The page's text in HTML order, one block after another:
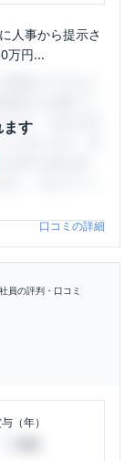
人事から提示さ
万円...
す
定の企業口コ
すさ・会社の評
んあります。先
会社の姿を知
に、ぜひサイト
口コミの詳細
員の評判・口コミ
（年）